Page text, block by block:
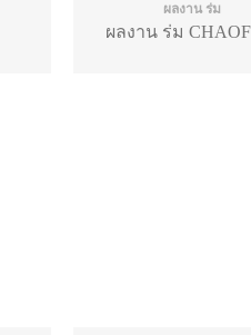
ผลงาน ร่ม
ผลงาน ร่ม